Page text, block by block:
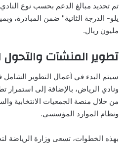
تم تحديد مبالغ الدعم بحسب نوع
مليون ريال.
تطوير المنشآت
سيتم البدء في أعمال التطوير
ونادي الرياض، بالإضافة إلى استمرار
من خلال منصة الجمعيات الانتخابية
ونظام الموارد المؤسسي.
بهذه الخطوات، تسعى وزارة الرياضة